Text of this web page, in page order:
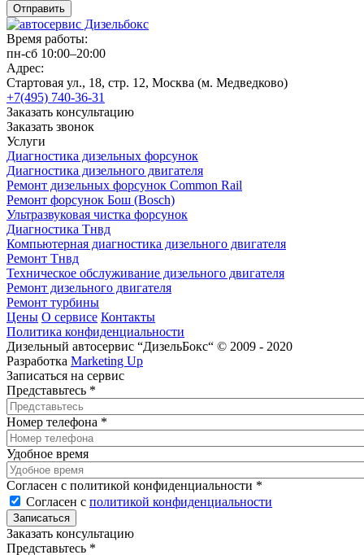
Время работы:
пн-сб 10:00–20:00
Адрес:
Стартовая ул., 18, стр. 12, Москва (м. Медведково)
+7(495) 740-36-31
Заказать консультацию
Заказать звонок
Услуги
Диагностика дизельных форсунок
Диагностика дизельного двигателя
Ремонт дизельных форсунок Common Rail
Ремонт форсунок Бош (Bosch)
Ультразвуковая чистка форсунок
Диагностика Тнвд
Компьютерная диагностика дизельного двигателя
Ремонт Тнвд
Техническое обслуживание дизельного двигателя
Ремонт дизельного двигателя
Ремонт турбины
Цены О сервисе Контакты
Политика конфиденциальности
Дизельный автосервис “ДизельБокс“ © 2009 - 2020
Разработка Marketing Up
Записаться на сервис
Представьтесь *
Номер телефона *
Удобное время
Согласен с политикой конфиденциальности *
Согласен с политикой конфиденциальности
Заказать консультацию
Представьтесь *